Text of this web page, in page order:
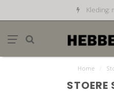
Kleding:
Home
STOERE